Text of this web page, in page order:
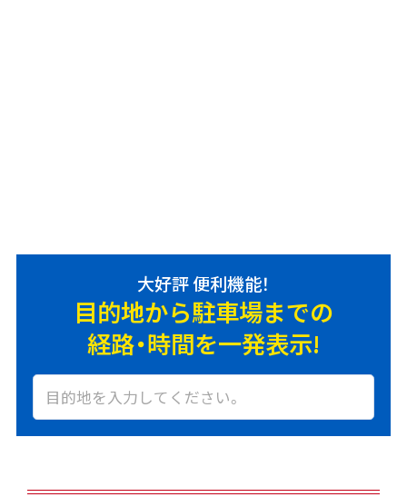
大好評 便利機能！
目的地から駐車場までの
経路・時間を一発表示!